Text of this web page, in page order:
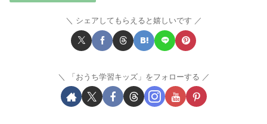
シェアしてもらえると嬉しいです
「おうち学習キッズ」をフォローする